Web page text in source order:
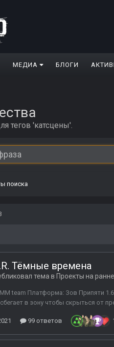
МЕДИА БЛОГИ
тегов 'катсцены'.
поиска
Тёмные времена
тема в Проекты на
team Платформа: Зов Припяти
в зону чтобы скрыться от
99 ответов